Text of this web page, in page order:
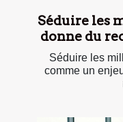
Séduire les
donne du
Séduire les
comme un